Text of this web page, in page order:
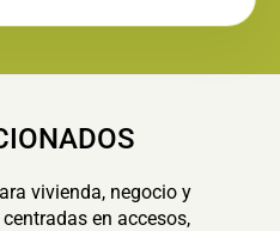
vivienda, negocio y
en accesos,